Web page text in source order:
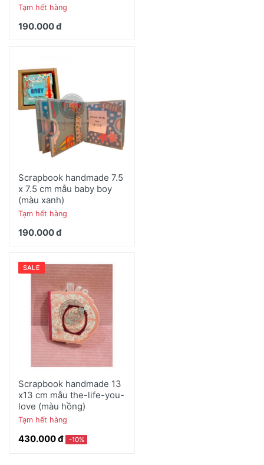
Tạm hết hàng
190.000 đ
Scrapbook handmade 7.5
x 7.5 cm mẫu baby boy
(màu xanh)
Tạm hết hàng
190.000 đ
SALE
Scrapbook handmade 13
x13 cm mẫu the-life-you-
love (màu hồng)
Tạm hết hàng
430.000 đ -10%